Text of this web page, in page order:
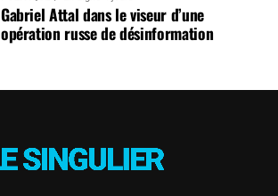
Gabriel Attal dans le viseur d’une
opération russe de désinformation